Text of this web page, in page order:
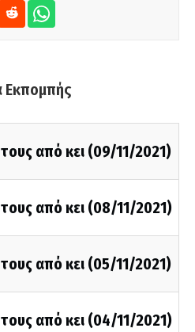
Εκπομπής
από κει (09/11/2021)
από κει (08/11/2021)
από κει (05/11/2021)
από κει (04/11/2021)